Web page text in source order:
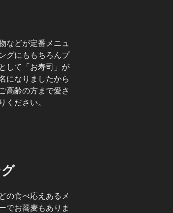
などが定番メニュ
グにももちろんプ
して「お寿司」が
になりましたから
高齢の方まで愛さ
ください。
の食べ応えあるメ
でお蕎麦もありま